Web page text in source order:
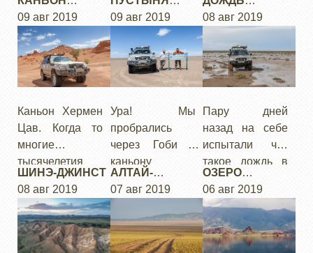
Пусть будет
именно
«пафосный»
термин
«экспедиция»,
потому что мы
отправлялись в
нее с целью
найти места
силы,
прикоснутся к
неизведанному
и что-то
поменять в
себе. Настало
нашем
маршруте стала
стоянка на
озеро Хяргяс-
Нуур.
Удивительно
красивое
высокогорное
озеро, да еще и
полное
отсутствие
людей.
монастырь в
городе
Рядом с
Хархорином
находятся
руины древнего
города
Каракорум,
который в
течение
короткого
времени
служил
столицей
ХЕРМЕН ЦАВ
09 авг 2019
Каньон Хермен
Цав. Когда то
многие
тысячелетия
назад это было
дном моря.
Сейчас же
каньон
представляет
ГОБИ
09 авг 2019
Ура! Мы
пробрались
через Гоби к
каньону
Хермен-Цав.
Более 100 км до
него, и еще
больше после
до ближайшего
СТЕПИ
08 авг 2019
Пару дней
назад на себе
испытали что
такое дождь в
монгольской
степи. На
дороге между
поселками
Баян-Цаган и
ШИНЭ-ДЖИНСТ
08 авг 2019
АЛТАЙ-
ЧАНДМАНЬ
07 авг 2019
ОЗЕРО
ТОЛБУНУУР
06 авг 2019